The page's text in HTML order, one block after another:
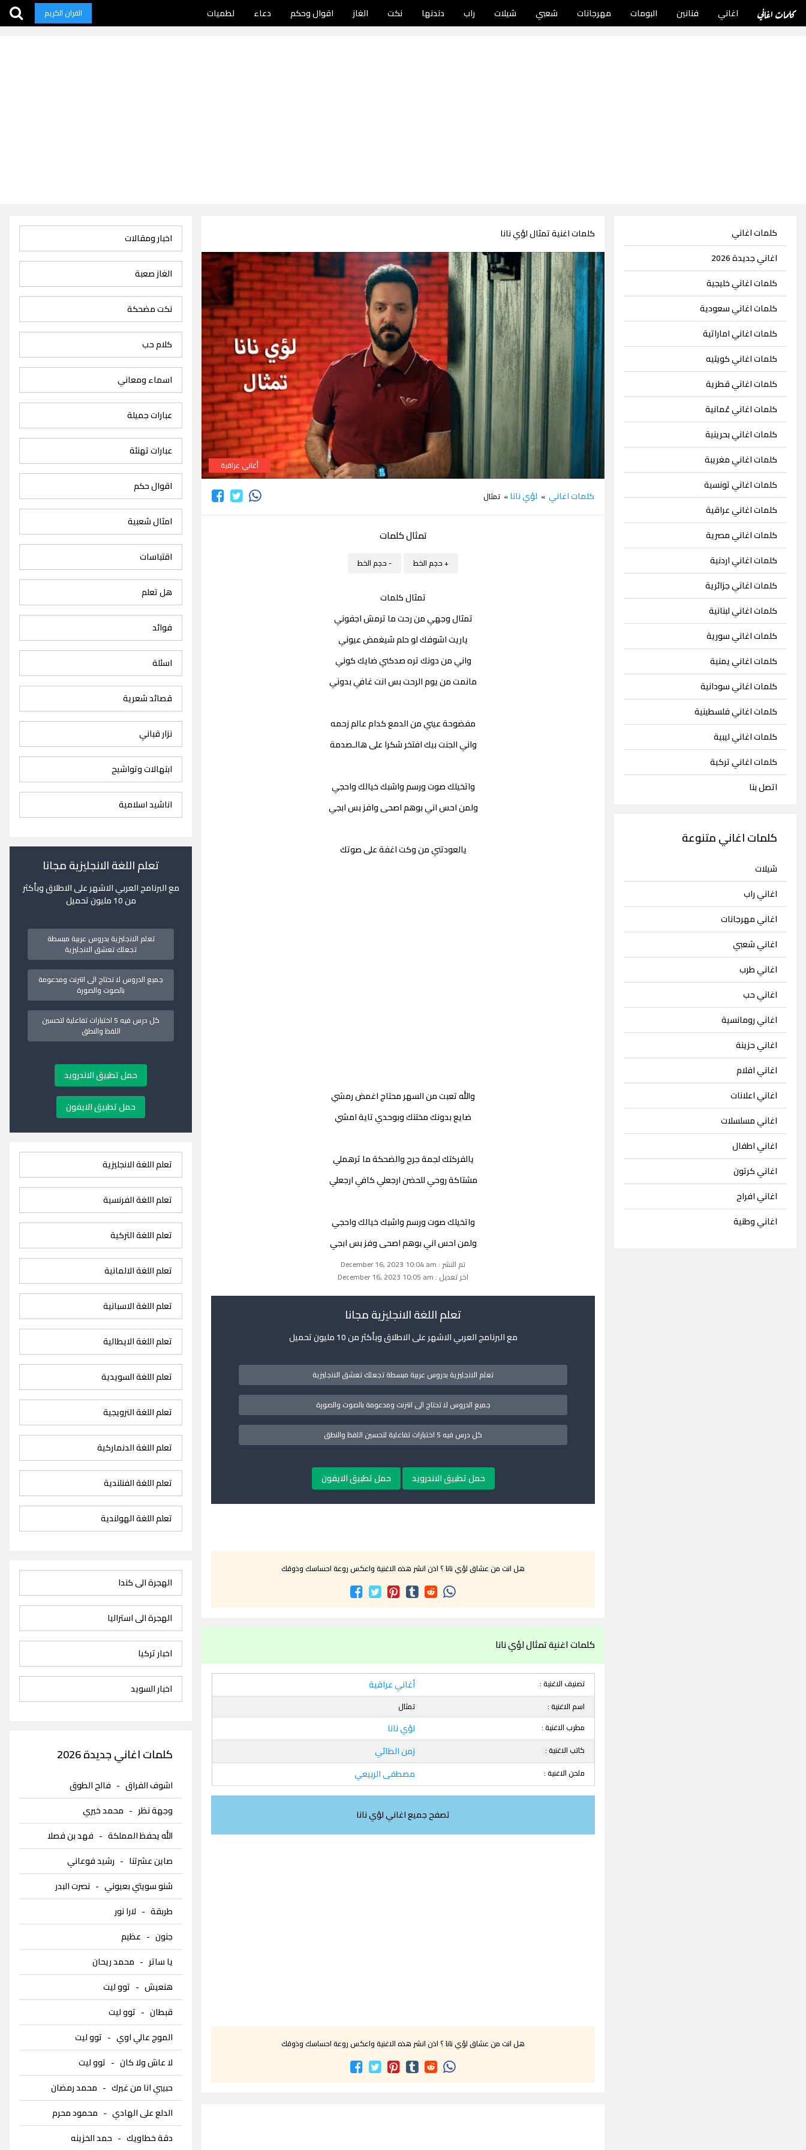
كلمات اغاني اغاني فنانين البومات مهرجانات شعبي شيلات راب دندنها نكت الغاز اقوال وحكم دعاء لطميات القران الكريم
كلمات اغاني
اغاني جديدة 2026
كلمات اغاني خليجية
كلمات اغاني سعودية
كلمات اغاني اماراتية
كلمات اغاني كويتيه
كلمات اغاني قطرية
كلمات اغاني عُمانية
كلمات اغاني بحرينية
كلمات اغاني مغريبة
كلمات اغاني تونسية
كلمات اغاني عراقية
كلمات اغاني مصرية
كلمات اغاني اردنية
كلمات اغاني جزائرية
كلمات اغاني لبنانية
كلمات اغاني سورية
كلمات اغاني يمنية
كلمات اغاني سودانية
كلمات اغاني فلسطينية
كلمات اغاني ليبية
كلمات اغاني تركية
اتصل بنا
كلمات اغاني متنوعة
شيلات
اغاني راب
اغاني مهرجانات
اغاني شعبي
اغاني طرب
اغاني حب
اغاني رومانسية
اغاني حزينة
اغاني افلام
اغاني اعلانات
اغاني مسلسلات
اغاني اطفال
اغاني كرتون
اغاني افراح
اغاني وطنية
كلمات اغنية تمثال لؤي نانا
أغاني عراقية
كلمات اغاني » لؤي نانا» تمثال
تمثال كلمات
+ حجم الخط - حجم الخط
تمثال كلمات
تمثال وجهي من رحت ما ترمش اجفوني
ياريت اشوفك لو حلم شيغمض عيوني
واني من دونك تره صدكني ضايك كوني
مانمت من يوم الرحت بس انت غافي بدوني
مفضوحة عيني من الدمع كدام عالم زحمه
واني الجنت بيك افتخر شكرا على هالـصدمة
واتخيلك صوت ورسم واشبك خيالك واحجي
ولمن احس اني بوهم اصحى وافز بس ابجي
يالعودتني من وكت اغفة على صوتك
والله تعبت من السهر محتاج اغمض رمشي
ضايع بدونك مختنك وبوحدي تاية امشي
يالفركتك لجمة جرح والضحكة ما ترهملي
مشتاكة روحي للحضن ارجعلي كافي ارجعلي
واتخيلك صوت ورسم واشبك خيالك واحجي
ولمن احس اني بوهم اصحى وفز بس ابجي
تم النشر : December 16, 2023 10:04 am
اخر تعديل : December 16, 2023 10:05 am
تعلم اللغة الانجليزية مجانا
مع البرنامج العربي الاشهر على الاطلاق وبأكثر من 10 مليون تحميل
تعلم الانجليزية بدروس عربية مبسطة تجعلك تعشق الانجليزية
جميع الدروس لا تحتاج الى انترنت ومدعومة بالصوت والصورة
كل درس فيه 5 اختبارات تفاعلية لتحسين اللفظ والنطق
حمل تطبيق الاندرويد حمل تطبيق الايفون
هل انت من عشاق لؤي نانا ؟ اذن انشر هذه الاغنية واعكس روعة احساسك وذوقك
كلمات اغنية تمثال لؤي نانا
تصنيف الاغنية : أغاني عراقية
اسم الاغنية :
تمثال
مطرب الاغنية :
لؤي نانا
كاتب الاغنية : زمن الطائي
ملحن الاغنية : مصطفى الربيعي
تصفح جميع اغاني لؤي نانا
هل انت من عشاق لؤي نانا ؟ اذن انشر هذه الاغنية واعكس روعة احساسك وذوقك
اخبار ومقالات
الغاز صعبة
نكت مضحكة
كلام حب
اسماء ومعاني
عبارات جميلة
عبارات تهنئة
اقوال حكم
امثال شعبية
اقتباسات
هل تعلم
فوائد
اسئلة
قصائد شعرية
نزار قباني
ابتهالات وتواشيح
اناشيد اسلامية
تعلم اللغة الانجليزية مجانا
مع البرنامج العربي الاشهر على الاطلاق وبأكثر
من 10 مليون تحميل
تعلم الانجليزية بدروس عربية مبسطة
تجعلك تعشق الانجليزية
جميع الدروس لا تحتاج الى انترنت ومدعومة
بالصوت والصورة
كل درس فيه 5 اختبارات تفاعلية لتحسين
اللفظ والنطق
حمل تطبيق الاندرويد
حمل تطبيق الايفون
تعلم اللغة الانجليزية
تعلم اللغة الفرنسية
تعلم اللغة التركية
تعلم اللغة الالمانية
تعلم اللغة الاسبانية
تعلم اللغة الايطالية
تعلم اللغة السويدية
تعلم اللغة النرويجية
تعلم اللغة الدنماركية
تعلم اللغة الفنلندية
تعلم اللغة الهولندية
الهجرة الى كندا
الهجرة الى استراليا
اخبار تركيا
اخبار السويد
كلمات اغاني جديدة 2026
اشوف الفراق- فالح الطوق
وجهة نظر - محمد خيري
الله يحفظ المملكة- فهد بن فصلا
صاين عشرتنا - رشيد فوعاني
شنو سويتي بعيوني- نصرت البدر
طربقة- لارا نور
جنون- عظيم
يا ساتر - محمد ريحان
هنعيش- توو ليت
قبطان- توو ليت
الموج عالي اوي- توو ليت
لا عاش ولا كان- توو ليت
حبيبي انا من غيرك- محمد رمضان
الدلع على الهادي- محمود محرم
دقة خطاويك- حمد الخزينه